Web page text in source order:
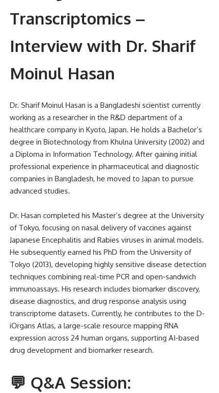
Transcriptomics –
Interview with Dr. Sharif
Moinul Hasan
Dr. Sharif Moinul Hasan is a Bangladeshi scientist currently
working as a researcher in the R&D department of a
healthcare company in Kyoto, Japan. He holds a Bachelor’s
degree in Biotechnology from Khulna University (2002) and
a Diploma in Information Technology. After gaining initial
professional experience in pharmaceutical and diagnostic
companies in Bangladesh, he moved to Japan to pursue
advanced studies.
Dr. Hasan completed his Master’s degree at the University
of Tokyo, focusing on nasal delivery of vaccines against
Japanese Encephalitis and Rabies viruses in animal models.
He subsequently earned his PhD from the University of
Tokyo (2013), developing highly sensitive disease detection
techniques combining real-time PCR and open-sandwich
immunoassays. His research includes biomarker discovery,
disease diagnostics, and drug response analysis using
transcriptome datasets. Currently, he contributes to the D-
iOrgans Atlas, a large-scale resource mapping RNA
expression across 24 human organs, supporting AI-based
drug development and biomarker research.
💬 Q&A Session: